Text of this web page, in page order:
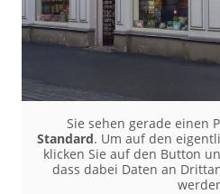
Sie sehen gerade einen
Standard. Um auf den
klicken Sie auf den Button
dass dabei Daten an